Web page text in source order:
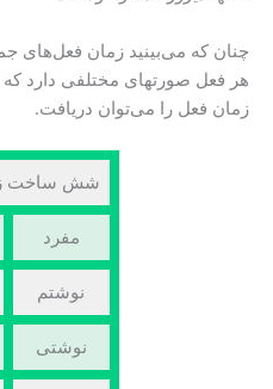
چنان که می‌بینید زمان فعل‌های
هر فعل صورتهای مختلفی دارد
زمان فعل را می‌توان دریافت.
شش ساخت
مفرد
نوشتم
نوشتی